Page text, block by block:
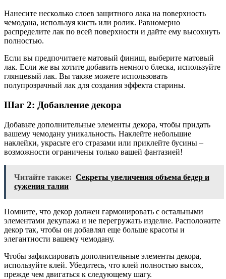
Нанесите несколько слоев защитного лака на поверхность
чемодана, используя кисть или ролик. Равномерно
распределите лак по всей поверхности и дайте ему высохнуть
полностью.
Если вы предпочитаете матовый финиш, выберите матовый
лак. Если же вы хотите добавить немного блеска, используйте
глянцевый лак. Вы также можете использовать
полупрозрачный лак для создания эффекта старины.
Шаг 2: Добавление декора
Добавьте дополнительные элементы декора, чтобы придать
вашему чемодану уникальность. Наклейте небольшие
наклейки, украсьте его стразами или приклейте бусины –
возможности ограничены только вашей фантазией!
Читайте также: Секреты увеличения объема бедер и
сужения талии
Помните, что декор должен гармонировать с остальными
элементами декупажа и не перегружать изделие. Расположите
декор так, чтобы он добавлял еще больше красоты и
элегантности вашему чемодану.
Чтобы зафиксировать дополнительные элементы декора,
используйте клей. Убедитесь, что клей полностью высох,
прежде чем двигаться к следующему шагу.